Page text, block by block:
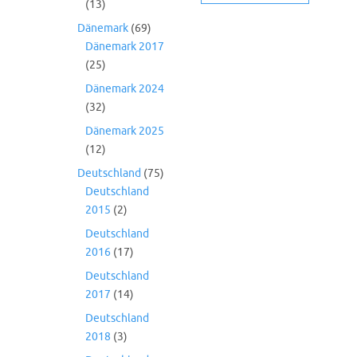
(13)
Dänemark (69)
Dänemark 2017
(25)
Dänemark 2024
(32)
Dänemark 2025
(12)
Deutschland (75)
Deutschland
2015 (2)
Deutschland
2016 (17)
Deutschland
2017 (14)
Deutschland
2018 (3)